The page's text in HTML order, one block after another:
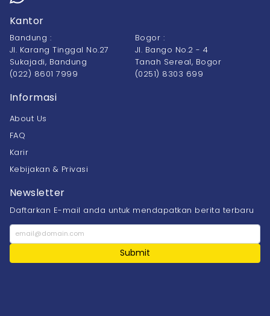
Kantor
Bandung :
Jl. Karang Tinggal No.27
Sukajadi, Bandung
(022) 8601 7999
Bogor :
Jl. Bango No.2 - 4
Tanah Sereal, Bogor
(0251) 8303 699
Informasi
About Us
FAQ
Karir
Kebijakan & Privasi
Newsletter
Daftarkan E-mail anda untuk mendapatkan berita terbaru
Submit